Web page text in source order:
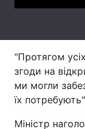
Інтерв'ю
Контакти
Послуги
"Протягом
згоди на
ми могли
їх
Міністр